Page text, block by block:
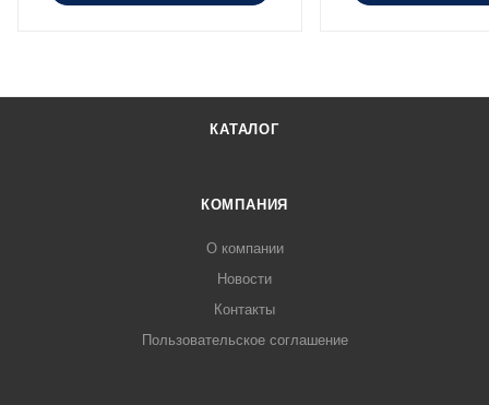
КАТАЛОГ
КОМПАНИЯ
О компании
Новости
Контакты
Пользовательское соглашение